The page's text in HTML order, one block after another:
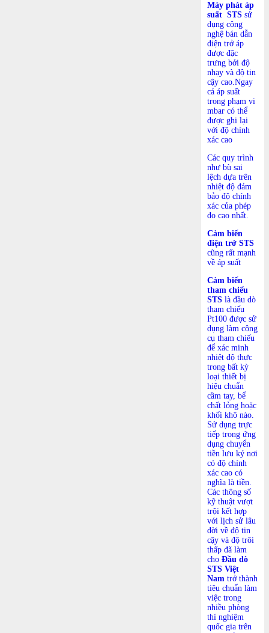
Máy phát áp
suất STS sử
dụng công
nghệ bán dẫn
điện trở áp
được đặc
trưng bởi độ
nhạy và độ tin
cậy cao.Ngay
cả áp suất
trong phạm vi
mbar có thể
được ghi lại
với độ chính
xác cao
Các quy trình
như bù sai
lệch dựa trên
nhiệt độ đảm
bảo độ chính
xác của phép
đo cao nhất.
Cảm biến
điện trở STS
cũng rất mạnh
về áp suất
Cảm biến
tham chiếu
STS là đầu dò
tham chiếu
Pt100 được sử
dụng làm công
cụ tham chiếu
để xác minh
nhiệt độ thực
trong bất kỳ
loại thiết bị
hiệu chuẩn
cầm tay, bể
chất lỏng hoặc
khối khô nào.
Sử dụng trực
tiếp trong ứng
dụng chuyển
tiền lưu ký nơi
có độ chính
xác cao có
nghĩa là tiền.
Các thông số
kỹ thuật vượt
trội kết hợp
với lịch sử lâu
đời về độ tin
cậy và độ trôi
thấp đã làm
cho Đầu dò
STS Việt
Nam trở thành
tiêu chuẩn làm
việc trong
nhiều phòng
thí nghiệm
quốc gia trên